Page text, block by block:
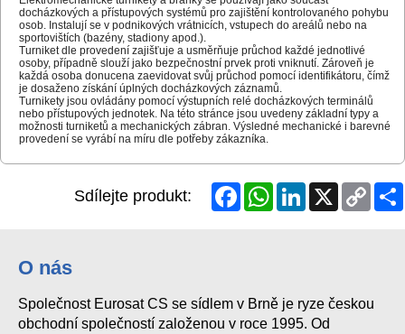
docházkových a přístupových systémů pro zajištění kontrolovaného pohybu
osob. Instalují se v podnikových vrátnicích, vstupech do areálů nebo na
sportovištích (bazény, stadiony apod.).
Turniket dle provedení zajišťuje a usměrňuje průchod každé jednotlivé
osoby, případně slouží jako bezpečnostní prvek proti vniknutí. Zároveň je
každá osoba donucena zaevidovat svůj průchod pomocí identifikátoru, čímž
je dosaženo získání úplných docházkových záznamů.
Turnikety jsou ovládány pomocí výstupních relé docházkových terminálů
nebo přístupových jednotek. Na této stránce jsou uvedeny základní typy a
možnosti turniketů a mechanických zábran. Výsledné mechanické i barevné
provedení se vyrábí na míru dle potřeby zákazníka.
Sdílejte produkt: FacebookWhatsAppLinkedInX
Copy
Link
O nás
Společnost Eurosat CS se sídlem v Brně je ryze českou
obchodní společností založenou v roce 1995. Od